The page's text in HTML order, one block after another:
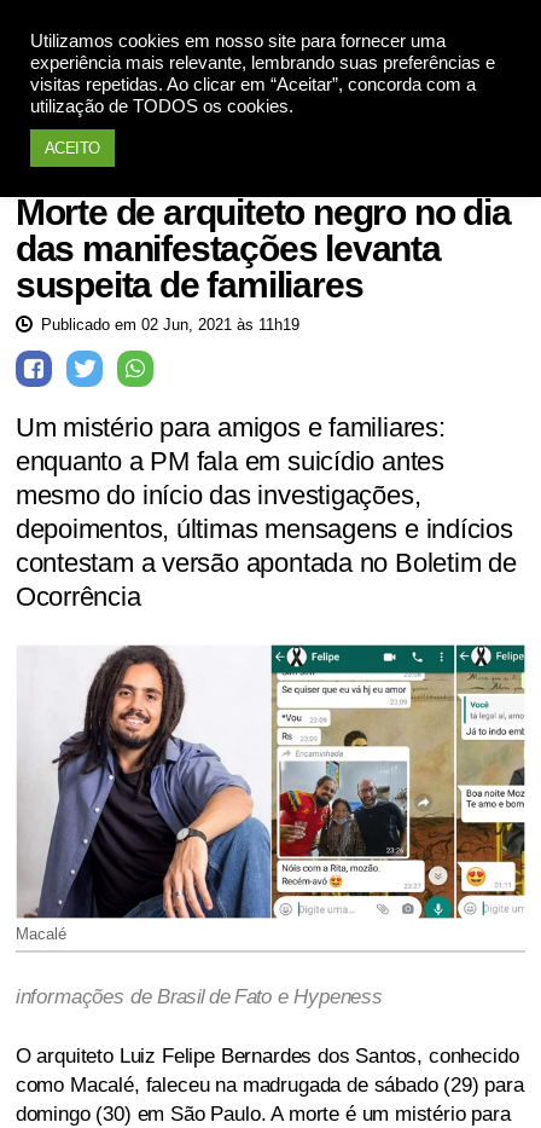
Utilizamos cookies em nosso site para fornecer uma
experiência mais relevante, lembrando suas preferências e
visitas repetidas. Ao clicar em “Aceitar”, concorda com a
utilização de TODOS os cookies.
ACEITO
Notícias
Morte de arquiteto negro no dia
das manifestações levanta
suspeita de familiares
Publicado em 02 Jun, 2021 às 11h19
Um mistério para amigos e familiares:
enquanto a PM fala em suicídio antes
mesmo do início das investigações,
depoimentos, últimas mensagens e indícios
contestam a versão apontada no Boletim de
Ocorrência
Macalé
informações deBrasil de Fatoe Hypeness
O arquiteto Luiz Felipe Bernardes dos Santos, conhecido
como Macalé, faleceu na madrugada de sábado (29) para
domingo (30) em São Paulo. A morte é um mistério para